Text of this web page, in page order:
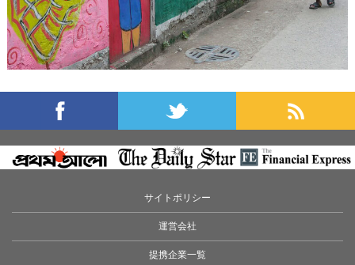
サイトポリシー
運営会社
提携企業一覧